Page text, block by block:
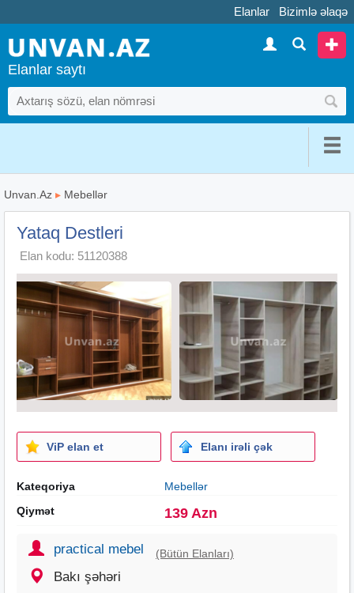
Elanlar Bizimlə əlaqə
Elanlar saytı
Unvan.Az ▸ Mebellər
Yataq Destleri
Elan kodu: 51120388
ViP elan et Elanı irəli çək
Kateqoriya
Mebellər
Qiymət
139 Azn
practical mebel (Bütün Elanları)
Bakı şəhəri